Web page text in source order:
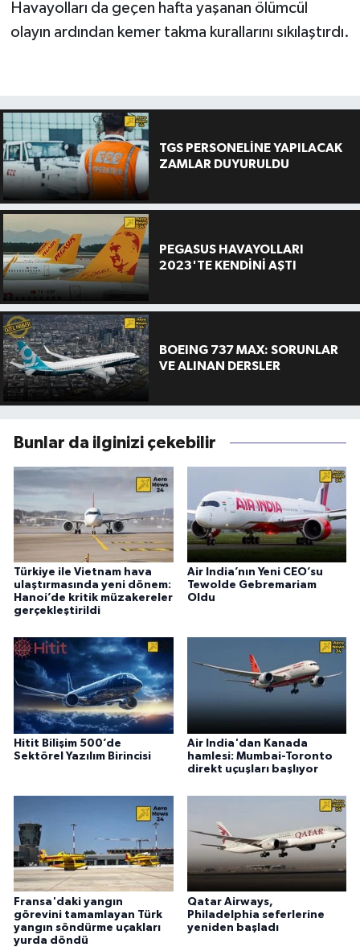
Havayolları da geçen hafta yaşanan ölümcül
olayın ardından kemer takma kurallarını sıkılaştırdı.
TGS PERSONELİNE YAPILACAK
ZAMLAR DUYURULDU
PEGASUS HAVAYOLLARI
2023'TE KENDİNİ AŞTI
BOEING 737 MAX: SORUNLAR
VE ALINAN DERSLER
Bunlar da ilginizi çekebilir
Türkiye ile Vietnam hava
ulaştırmasında yeni dönem:
Hanoi’de kritik müzakereler
gerçekleştirildi
Air India’nın Yeni CEO’su
Tewolde Gebremariam
Oldu
Hitit Bilişim 500’de
Sektörel Yazılım Birincisi
Air India'dan Kanada
hamlesi: Mumbai-Toronto
direkt uçuşları başlıyor
Fransa'daki yangın
görevini tamamlayan Türk
yangın söndürme uçakları
yurda döndü
Qatar Airways,
Philadelphia seferlerine
yeniden başladı